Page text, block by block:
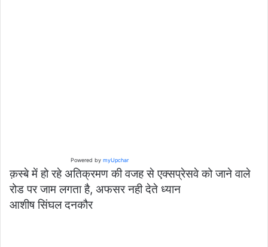
Powered bymyUpchar
क़स्बे में हो रहे अतिक्रमण की वजह से एक्सप्रेसवे को जाने वाले
रोड पर जाम लगता है, अफसर नही देते ध्यान
आशीष सिंघल दनकौर